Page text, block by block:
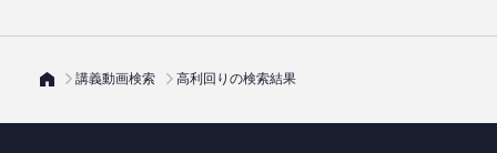
講義動画検索 高利回りの検索結果